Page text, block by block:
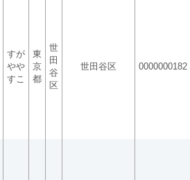
すが
やや
すこ
東
京
都
世
田
谷
区
世田谷区 0000000182